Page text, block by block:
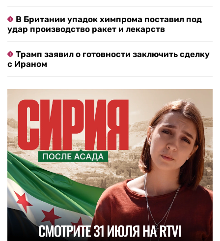
В Британии упадок химпрома поставил под
удар производство ракет и лекарств
Трамп заявил о готовности заключить сделку
с Ираном